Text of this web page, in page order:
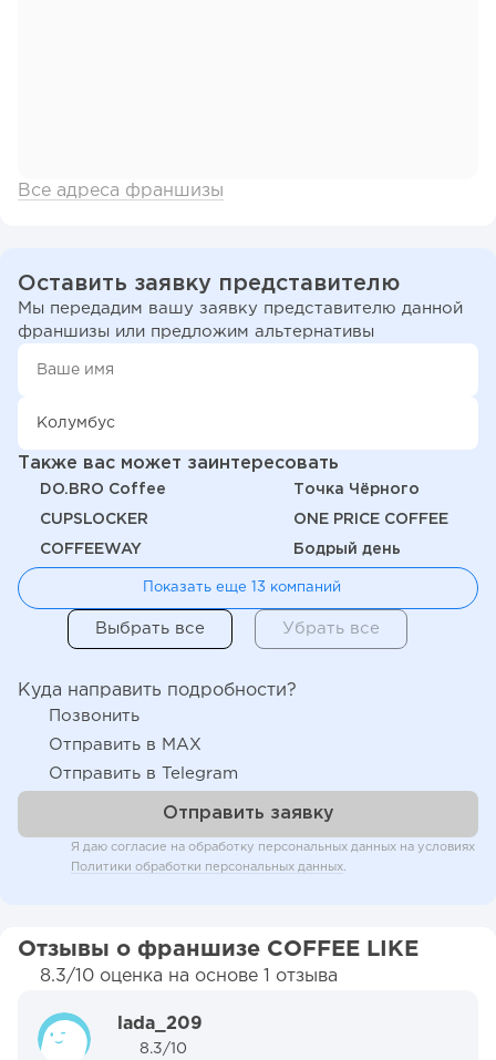
Все адреса франшизы
Оставить заявку представителю
Мы передадим вашу заявку представителю данной
франшизы или предложим альтернативы
Также вас может заинтересовать
DO.BRO Coffee Точка Чёрного
CUPSLOCKER ONE PRICE COFFEE
COFFEEWAY Бодрый день
Показать еще 13 компаний
Куда направить подробности?
Позвонить
Отправить в MAX
Отправить в Telegram
Я даю согласие на обработку персональных данных на условиях
Политики обработки персональных данных
Отзывы о франшизе COFFEE LIKE
8.3/10 оценка на основе 1 отзыва
lada_209
8.3/10